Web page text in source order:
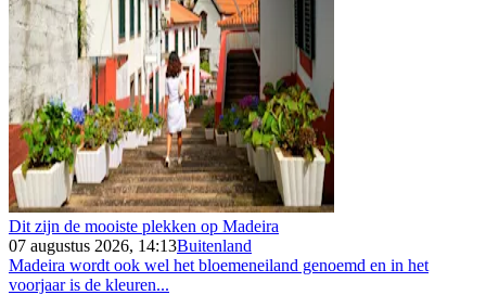
Dit zijn de mooiste plekken op Madeira
07 augustus 2026, 14:13Buitenland
Madeira wordt ook wel het bloemeneiland genoemd en in het
voorjaar is de kleuren...